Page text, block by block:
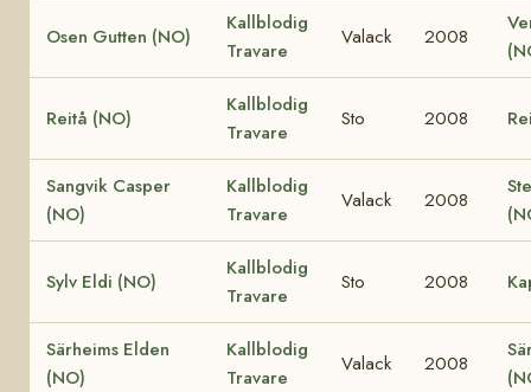
Osen Gutten (NO)
Kallblodig
Travare
Valack 2008
Reitå (NO)
Kallblodig
Travare
Sto 2008
Sangvik Casper
(NO)
Kallblodig
Travare
Valack 2008
Sylv Eldi (NO)
Kallblodig
Travare
Sto 2008
Särheims Elden
(NO)
Kallblodig
Travare
Valack 2008